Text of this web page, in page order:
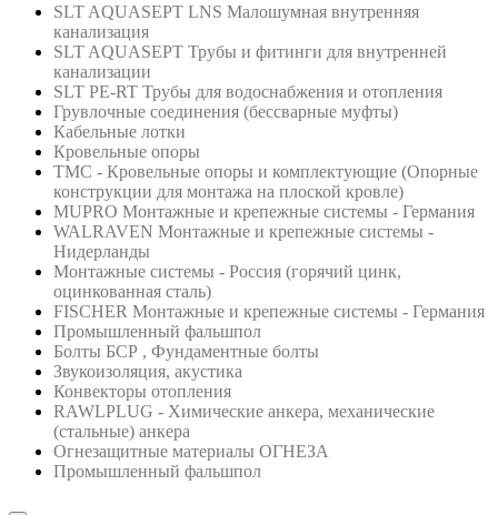
SLT AQUASEPT LNS Малошумная внутренняя
канализация
SLT AQUASEPT Трубы и фитинги для внутренней
канализации
SLT PE-RT Трубы для водоснабжения и отопления
Грувлочные соединения (бессварные муфты)
Кабельные лотки
Кровельные опоры
ТМС - Кровельные опоры и комплектующие (Опорные
конструкции для монтажа на плоской кровле)
MUPRO Монтажные и крепежные системы - Германия
WALRAVEN Монтажные и крепежные системы -
Нидерланды
Монтажные системы - Россия (горячий цинк,
оцинкованная сталь)
FISCHER Монтажные и крепежные системы - Германия
Промышленный фальшпол
Болты БСР , Фундаментные болты
Звукоизоляция, акустика
Конвекторы отопления
RAWLPLUG - Химические анкера, механические
(стальные) анкера
Огнезащитные материалы ОГНЕЗА
Промышленный фальшпол